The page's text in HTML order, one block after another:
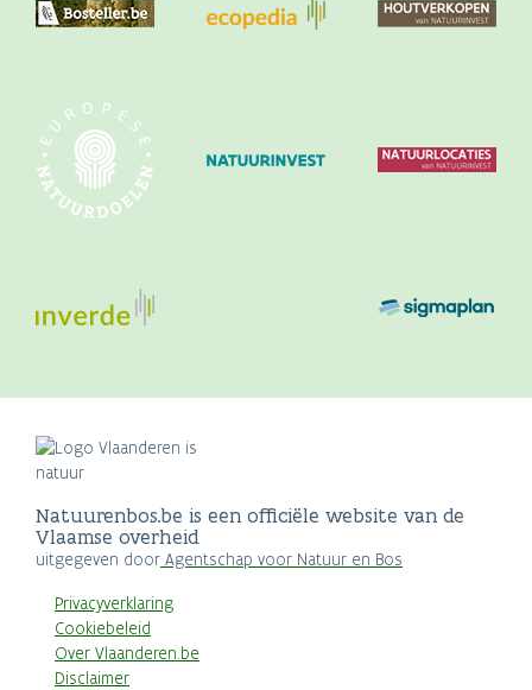
Natuurenbos.be is een officiële website van de
Vlaamse overheid
uitgegeven door Agentschap voor Natuur en Bos
Privacyverklaring
Cookiebeleid
Over Vlaanderen.be
Disclaimer